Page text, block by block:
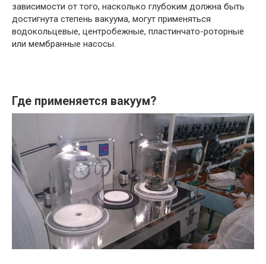
зависимости от того, насколько глубоким должна быть
достигнута степень вакуума, могут применяться
водокольцевые, центробежные, пластинчато-роторные
или мембранные насосы.
Где применяется вакуум?